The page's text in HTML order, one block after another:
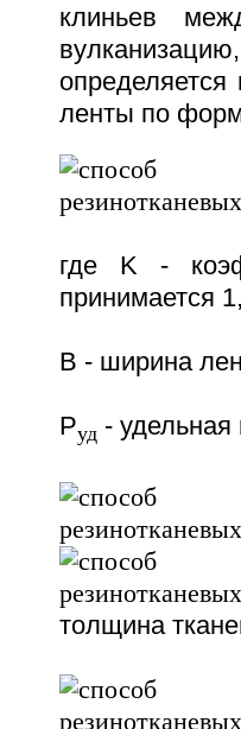
клиньев
ленты по
где K -
принимается
B - ширина
Pуд- удельная
толщина